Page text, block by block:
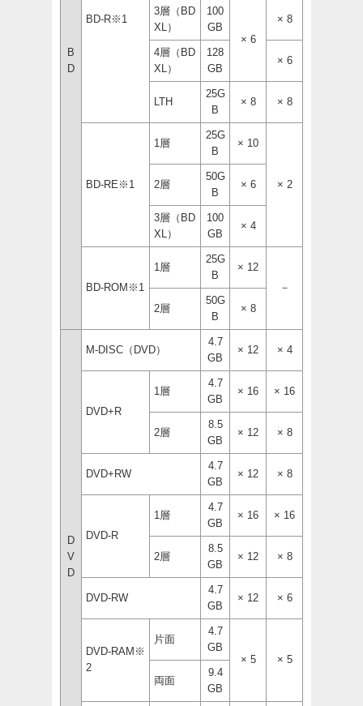
B
D
BD-R※1
3層（BD
XL）
100
GB
× 6
× 8
4層（BD
XL）
128
GB
× 6
LTH
25G
B
× 8 × 8
BD-RE※1
1層
25G
B
× 10
× 2
2層
50G
B
× 6
3層（BD
XL）
100
GB
× 4
BD-ROM※1
1層
25G
B
× 12
－
2層
50G
B
× 8
D
V
D
M-DISC（DVD）
4.7
GB
× 12 × 4
DVD+R
1層
4.7
GB
× 16 × 16
2層
8.5
GB
× 12 × 8
DVD+RW
4.7
GB
× 12 × 8
DVD-R
1層
4.7
GB
× 16 × 16
2層
8.5
GB
× 12 × 8
DVD-RW
4.7
GB
× 12 × 6
DVD-RAM※
2
片面
4.7
GB
× 5
× 5
両面
9.4
GB